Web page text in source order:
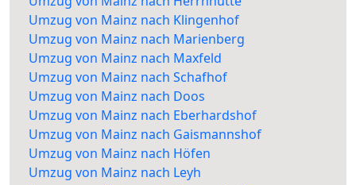
Umzug von Mainz nach Klingenhof
Umzug von Mainz nach Marienberg
Umzug von Mainz nach Maxfeld
Umzug von Mainz nach Schafhof
Umzug von Mainz nach Doos
Umzug von Mainz nach Eberhardshof
Umzug von Mainz nach Gaismannshof
Umzug von Mainz nach Höfen
Umzug von Mainz nach Leyh